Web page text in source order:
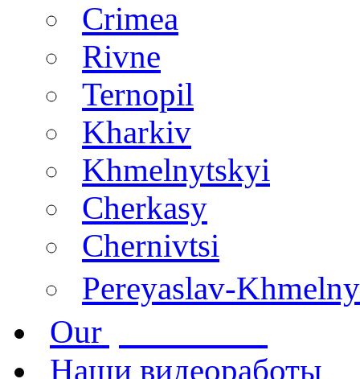
Crimea
Rivne
Ternopil
Kharkiv
Khmelnytskyi
Cherkasy
Chernivtsi
Pereyaslav-
Our
Наши видеоработы